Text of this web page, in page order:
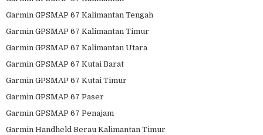
Garmin GPSMAP 67 Kalimantan Tengah
Garmin GPSMAP 67 Kalimantan Timur
Garmin GPSMAP 67 Kalimantan Utara
Garmin GPSMAP 67 Kutai Barat
Garmin GPSMAP 67 Kutai Timur
Garmin GPSMAP 67 Paser
Garmin GPSMAP 67 Penajam
Garmin Handheld Berau Kalimantan Timur